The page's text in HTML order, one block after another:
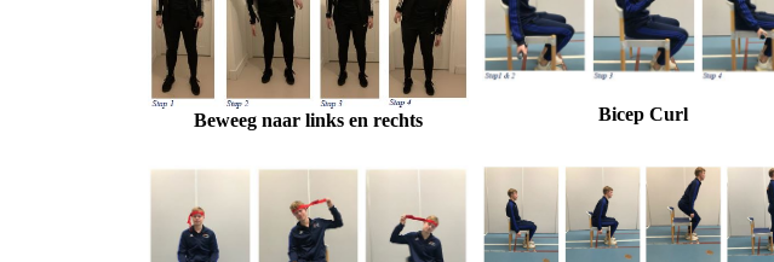
Beweeg naar links en rechts
Bicep Curl